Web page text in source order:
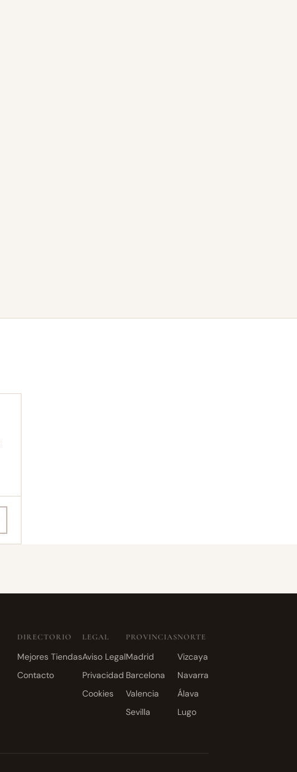
DIRECTORIO
Mejores Tiendas
Contacto
LEGAL
Aviso Legal
Privacidad
Cookies
PROVINCIAS
Madrid
Barcelona
Valencia
Sevilla
NORTE
Vizcaya
Navarra
Álava
Lugo